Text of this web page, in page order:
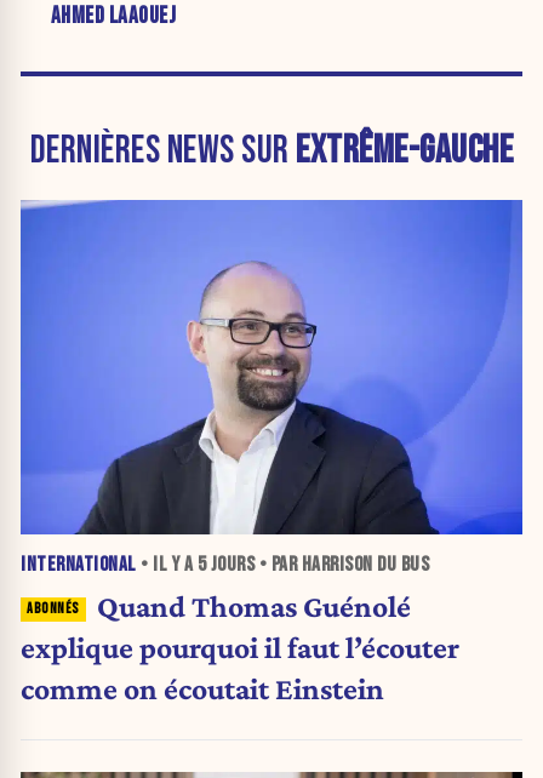
AHMED LAAOUEJ
DERNIÈRES NEWS SUR EXTRÊME-GAUCHE
INTERNATIONAL • IL Y A 5 JOURS• PAR HARRISON DU BUS
Quand Thomas Guénolé
explique pourquoi il faut l’écouter
comme on écoutait Einstein